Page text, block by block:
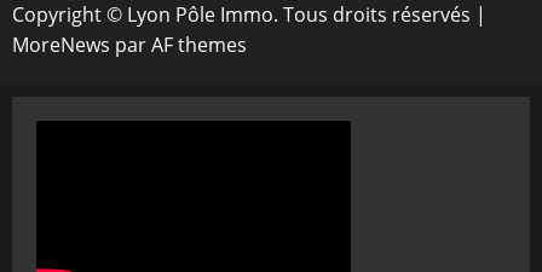
Copyright © Lyon Pôle Immo. Tous droits réservés |
MoreNews par AF themes